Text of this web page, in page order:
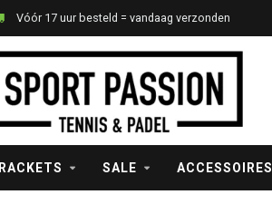
Vóór 17 uur besteld = vandaag verzonden
RACKETS SALE ACCESSOIRES